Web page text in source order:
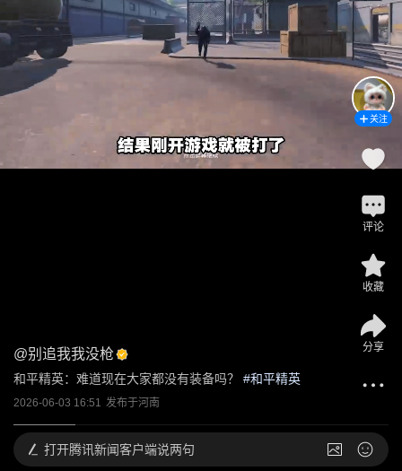
@别追我我没枪
和平精英：难道现在大家都没有装备吗？ #和平精英
2026-06-03 16:51 发布于河南
关注
评论
收藏
分享
打开腾讯新闻客户端说两句